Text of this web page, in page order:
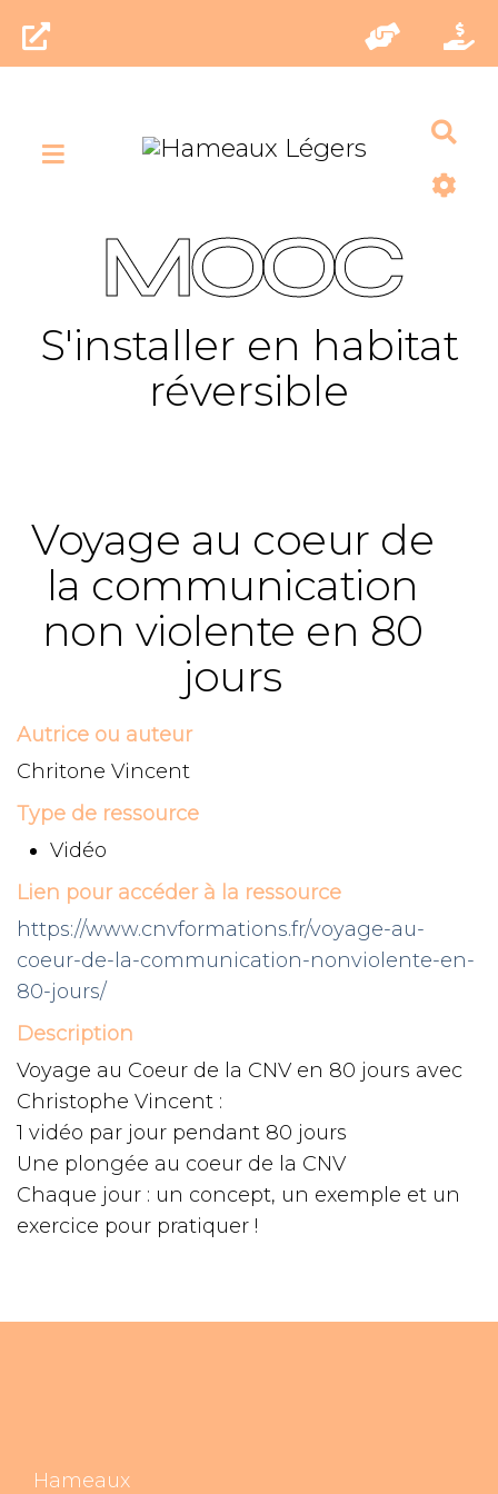
MOOC
S'installer en habitat
réversible
Voyage au coeur de
la communication
non violente en 80
jours
Autrice ou auteur
Chritone Vincent
Type de ressource
Vidéo
Lien pour accéder à la ressource
https://www.cnvformations.fr/voyage-au-
coeur-de-la-communication-nonviolente-en-
80-jours/
Description
Voyage au Coeur de la CNV en 80 jours avec
Christophe Vincent :
1 vidéo par jour pendant 80 jours
Une plongée au coeur de la CNV
Chaque jour : un concept, un exemple et un
exercice pour pratiquer !
Hameaux